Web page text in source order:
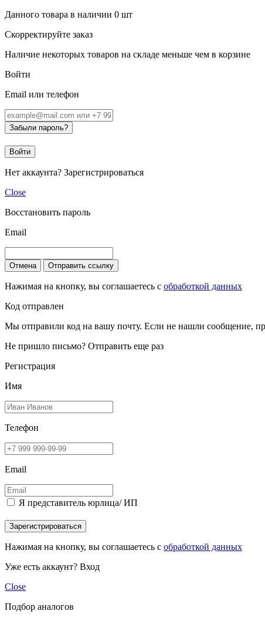
Данного товара в наличии 0 шт
Скорректируйте заказ
Наличие некоторых товаров на складе меньше чем в корзине
Войти
Email или телефон
Забыли пароль?
Войти
Нет аккаунта? Зарегистрироваться
Close
Восстановить пароль
Email
Отмена Отправить ссылку
Нажимая на кнопку, вы соглашаетесь с обработкой данных
Код отправлен
Мы отправили код на вашу почту. Если не нашли сообщение,
Не пришло письмо? Отправить еще раз
Регистрация
Имя
Телефон
Email
Я представитель юрлица/ ИП
Зарегистрироваться
Нажимая на кнопку, вы соглашаетесь с обработкой данных
Уже есть аккаунт? Вход
Close
Подбор аналогов